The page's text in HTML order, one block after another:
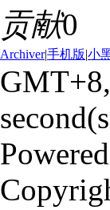
贡献0
Archiver|手机版|小